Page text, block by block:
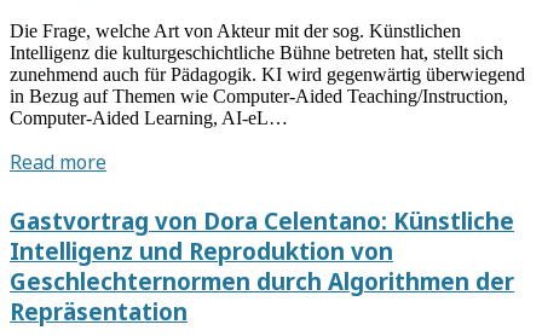
kunstpädagogische
Kernaufgabe
in
der
der
Die Frage, welche Art von Akteur mit der sog. Künstlichen
Intelligenz die kulturgeschichtliche Bühne betreten hat, stellt sich
zunehmend auch für Pädagogik. KI wird gegenwärtig überwiegend
in Bezug auf Themen wie Computer-Aided Teaching/Instruction,
Computer-Aided Learning, AI-eL…
Read moreGastvortrag
Jörissen
(Erlangen/Nürnberg):
„AI
in
Education“.
Gastvortrag von Dora Celentano: Künstliche
Intelligenz und Reproduktion von
Geschlechternormen durch Algorithmen der
Repräsentation